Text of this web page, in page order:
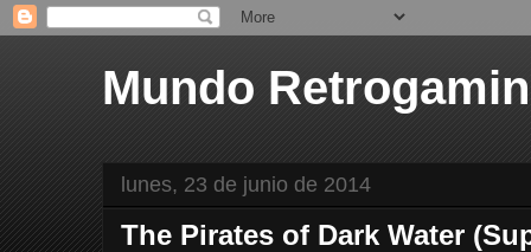
Mundo
lunes, 23 de junio de 2014
The Pirates of Dark Water